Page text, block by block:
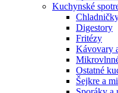
Kuchynské
Digestory
Fritézy
Kávovary
Ostatné
Šejkre a